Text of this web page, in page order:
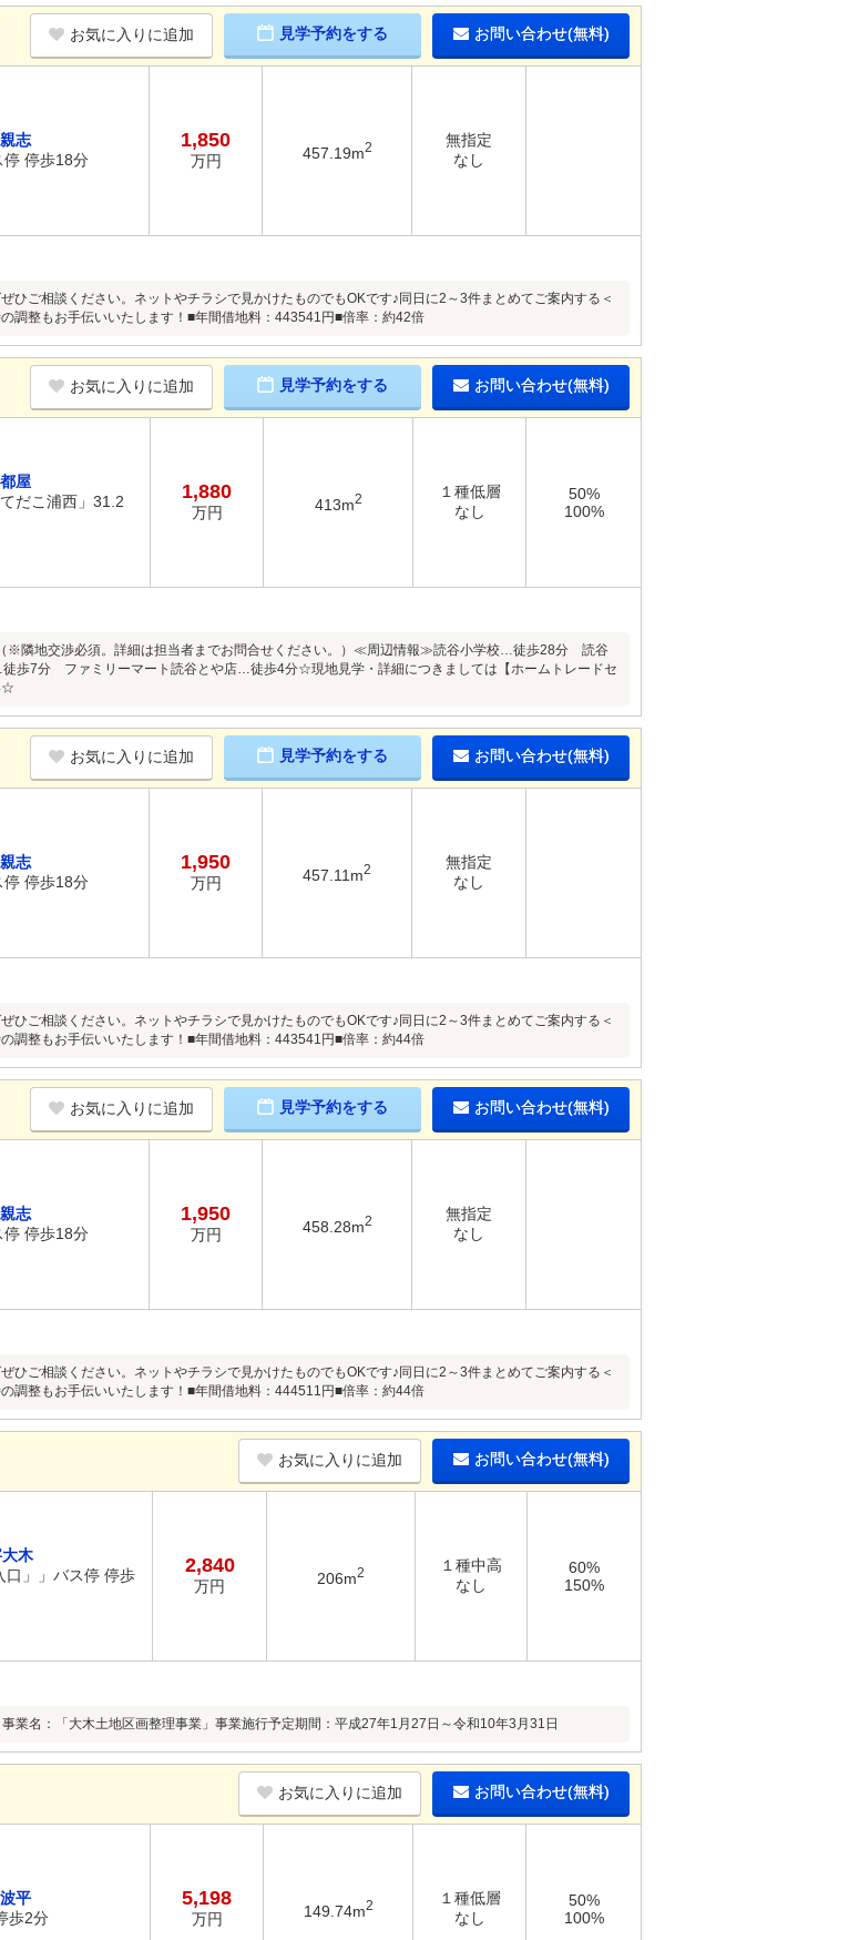
お気に入りに追加 見学予約をする お問い合わせ(無料)
志
停 停歩18分
1,850
万円 457.19m2
無指定
なし
ひご相談ください。ネットやチラシで見かけたものでもOKです♪同日に2～3件まとめてご案内する＜
調整もお手伝いいたします！■年間借地料：443541円■倍率：約42倍
お気に入りに追加 見学予約をする お問い合わせ(無料)
屋
だこ浦西」31.2
1,880
万円 413m2
１種低層
なし
50%
100%
※隣地交渉必須。詳細は担当者までお問合せください。）≪周辺情報≫読谷小学校…徒歩28分 読谷
7分 ファミリーマート読谷とや店…徒歩4分☆現地見学・詳細につきましては【ホームトレードセ
☆
お気に入りに追加 見学予約をする お問い合わせ(無料)
志
停 停歩18分
1,950
万円 457.11m2
無指定
なし
ひご相談ください。ネットやチラシで見かけたものでもOKです♪同日に2～3件まとめてご案内する＜
調整もお手伝いいたします！■年間借地料：443541円■倍率：約44倍
お気に入りに追加 見学予約をする お問い合わせ(無料)
志
停 停歩18分
1,950
万円 458.28m2
無指定
なし
ひご相談ください。ネットやチラシで見かけたものでもOKです♪同日に2～3件まとめてご案内する＜
調整もお手伝いいたします！■年間借地料：444511円■倍率：約44倍
お気に入りに追加 お問い合わせ(無料)
木
口」」バス停 停歩
2,840
万円 206m2
１種中高
なし
60%
150%
業名：「大木土地区画整理事業」事業施行予定期間：平成27年1月27日～令和10年3月31日
お気に入りに追加 お問い合わせ(無料)
平
歩2分
5,198
万円 149.74m2
１種低層
なし
50%
100%